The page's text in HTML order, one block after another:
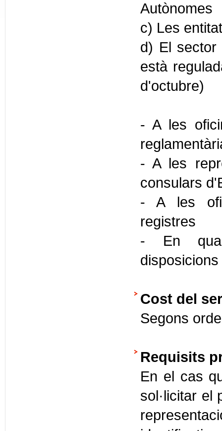
Autònomes
c) Les
d) El sector
està
d'octubre)
- A les
- A les
consulars
- A les
registres
- En
Cost del
Segons
Requisits
En el cas
sol·licitar el